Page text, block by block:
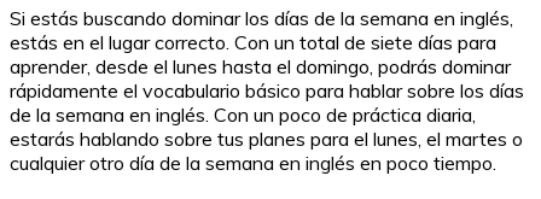
Si estás buscando dominar los días de la semana en inglés,
estás en el lugar correcto. Con un total de siete días para
aprender, desde el lunes hasta el domingo, podrás dominar
rápidamente el vocabulario básico para hablar sobre los días
de la semana en inglés. Con un poco de práctica diaria,
estarás hablando sobre tus planes para el lunes, el martes o
cualquier otro día de la semana en inglés en poco tiempo.